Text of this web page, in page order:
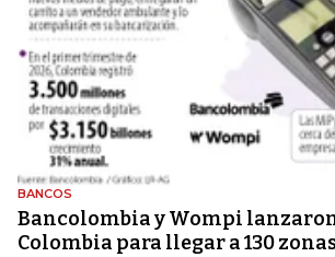
BANCOS
Bancolombia y Wompi
Colombia para llegar a 130